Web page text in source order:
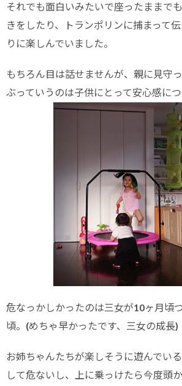
それでも面白いみたいで座ったままで
きをしたり、トランポリンに捕まって
りに楽しんでいました。
もちろん目は話せませんが、親に見守
ぶっていうのは子供にとって安心感につ
危なっかしかったのは三女が10ヶ月頃
頃。(めちゃ早かったです、三女の成長)
お姉ちゃんたちが楽しそうに遊んでい
して危ないし、上に乗っけたら今度頭